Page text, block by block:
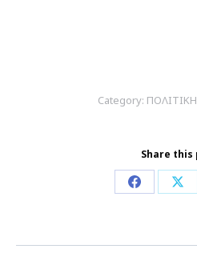
Category: ΠΟΛΙΤΙΚΗ
Share this
Share
Facebook
X